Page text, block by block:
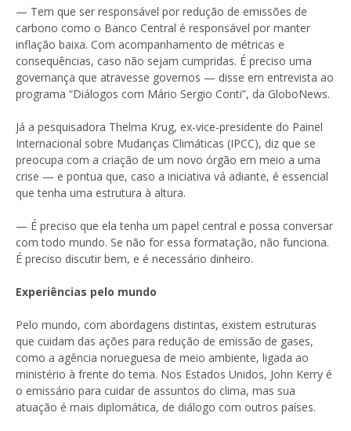
— Tem que ser responsável por redução de emissões de
carbono como o Banco Central é responsável por manter
inflação baixa. Com acompanhamento de métricas e
consequências, caso não sejam cumpridas. É preciso uma
governança que atravesse governos — disse em entrevista ao
programa “Diálogos com Mário Sergio Conti”, da GloboNews.
Já a pesquisadora Thelma Krug, ex-vice-presidente do Painel
Internacional sobre Mudanças Climáticas (IPCC), diz que se
preocupa com a criação de um novo órgão em meio a uma
crise — e pontua que, caso a iniciativa vá adiante, é essencial
que tenha uma estrutura à altura.
— É preciso que ela tenha um papel central e possa conversar
com todo mundo. Se não for essa formatação, não funciona.
É preciso discutir bem, e é necessário dinheiro.
Experiências pelo mundo
Pelo mundo, com abordagens distintas, existem estruturas
que cuidam das ações para redução de emissão de gases,
como a agência norueguesa de meio ambiente, ligada ao
ministério à frente do tema. Nos Estados Unidos, John Kerry é
o emissário para cuidar de assuntos do clima, mas sua
atuação é mais diplomática, de diálogo com outros países.